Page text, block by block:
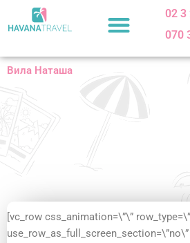
to
02 3
070
Вила Наташа
[vc_row css_animation=\”\”